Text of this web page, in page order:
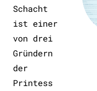
Schacht
ist einer
von drei
Gründern
der
Printess